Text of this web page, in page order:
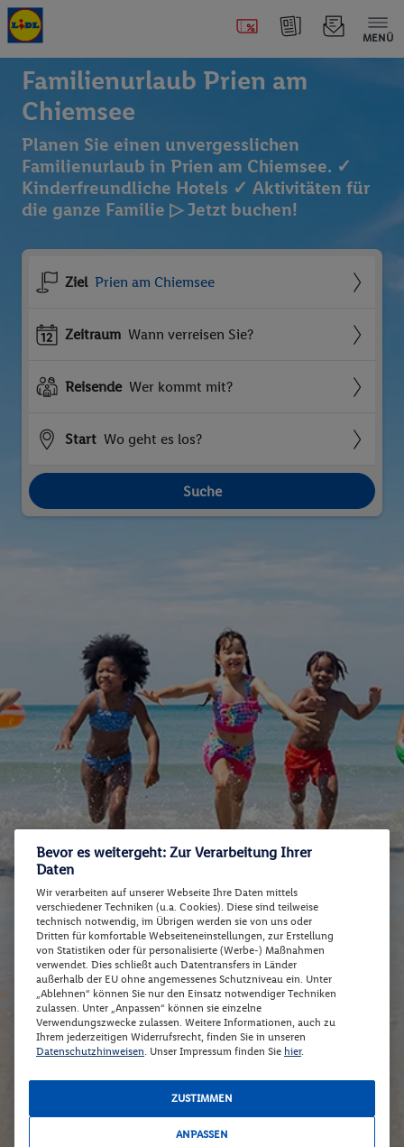
MENÜ
Familienurlaub Prien am
Chiemsee
Planen Sie einen unvergesslichen
Familienurlaub in Prien am Chiemsee. ✓
Kinderfreundliche Hotels ✓ Aktivitäten für
die ganze Familie ▷ Jetzt buchen!
Ziel Prien am Chiemsee
Zeitraum Wann verreisen Sie?
Reisende Wer kommt mit?
Start Wo geht es los?
Suche
Bevor es weitergeht: Zur Verarbeitung Ihrer
Daten
Wir verarbeiten auf unserer Webseite Ihre Daten mittels
verschiedener Techniken (u.a. Cookies). Diese sind teilweise
technisch notwendig, im Übrigen werden sie von uns oder
Dritten für komfortable Webseiteneinstellungen, zur Erstellung
von Statistiken oder für personalisierte (Werbe-) Maßnahmen
verwendet. Dies schließt auch Datentransfers in Länder
außerhalb der EU ohne angemessenes Schutzniveau ein. Unter
„Ablehnen“ können Sie nur den Einsatz notwendiger Techniken
zulassen. Unter „Anpassen“ können sie einzelne
Verwendungszwecke zulassen. Weitere Informationen, auch zu
Ihrem jederzeitigen Widerrufsrecht, finden Sie in unseren
Datenschutzhinweisen. Unser Impressum finden Sie hier.
ZUSTIMMEN
ANPASSEN